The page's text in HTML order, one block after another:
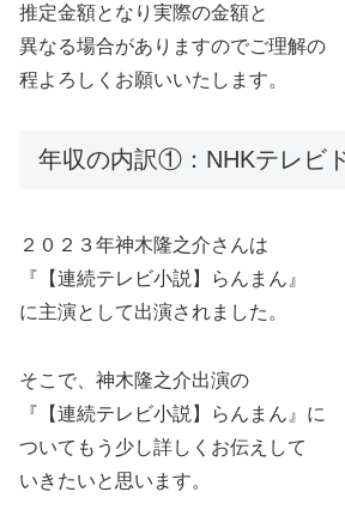
推定金額となり実際の金額と
異なる場合がありますのでご理解の
程よろしくお願いいたします。
年収の内訳①：NHKテレビ
２０２３年神木隆之介さんは
『【連続テレビ小説】らんまん』
に主演として出演されました。
そこで、神木隆之介出演の
『【連続テレビ小説】らんまん』に
ついてもう少し詳しくお伝えして
いきたいと思います。